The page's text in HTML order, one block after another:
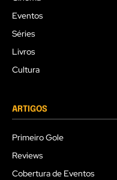
Eventos
Séries
Livros
Cultura
ARTIGOS
Primeiro Gole
Reviews
Cobertura de Eventos